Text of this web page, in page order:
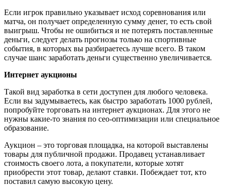
Если игрок правильно указывает исход соревнования или
матча, он получает определенную сумму денег, то есть свой
выигрыш. Чтобы не ошибиться и не потерять поставленные
деньги, следует делать прогнозы только на спортивные
события, в которых вы разбираетесь лучше всего. В таком
случае шанс заработать деньги существенно увеличивается.
Интернет аукционы
Такой вид заработка в сети доступен для любого человека.
Если вы задумываетесь, как быстро заработать 1000 рублей,
попробуйте торговать на интернет аукционах. Для этого не
нужны какие-то знания по сео-оптимизации или специальное
образование.
Аукцион – это торговая площадка, на которой выставлены
товары для публичной продажи. Продавец устанавливает
стоимость своего лота, а покупатели, которые хотят
приобрести этот товар, делают ставки. Побеждает тот, кто
поставил самую высокую цену.